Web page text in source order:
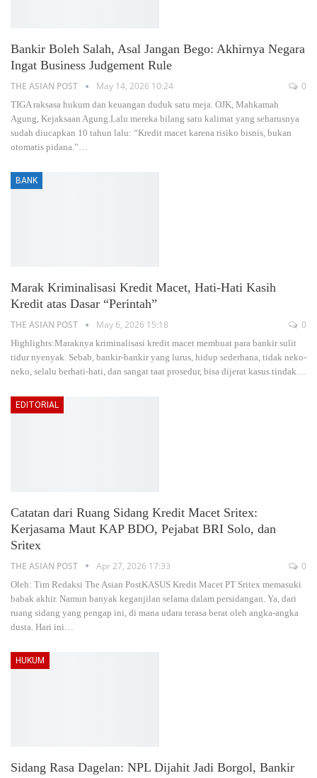
Bankir Boleh Salah, Asal Jangan Bego: Akhirnya Negara
Ingat Business Judgement Rule
THE ASIAN POST May 14, 2026 10:24 0
TIGA raksasa hukum dan keuangan duduk satu meja. OJK, Mahkamah
Agung, Kejaksaan Agung.Lalu mereka bilang satu kalimat yang seharusnya
sudah diucapkan 10 tahun lalu: “Kredit macet karena risiko bisnis, bukan
otomatis pidana.”
BANK
Marak Kriminalisasi Kredit Macet, Hati-Hati Kasih
Kredit atas Dasar “Perintah”
THE ASIAN POST May 6, 2026 15:18 0
Highlights:Maraknya kriminalisasi kredit macet membuat para bankir sulit
tidur nyenyak. Sebab, bankir-bankir yang lurus, hidup sederhana, tidak neko-
neko, selalu berhati-hati, dan sangat taat prosedur, bisa dijerat kasus tindak…
EDITORIAL
Catatan dari Ruang Sidang Kredit Macet Sritex:
Kerjasama Maut KAP BDO, Pejabat BRI Solo, dan
Sritex
THE ASIAN POST Apr 27, 2026 17:33 0
Oleh: Tim Redaksi The Asian PostKASUS Kredit Macet PT Sritex memasuki
babak akhir. Namun banyak keganjilan selama dalam persidangan. Ya, dari
ruang sidang yang pengap ini, di mana udara terasa berat oleh angka-angka
dusta. Hari ini
HUKUM
Sidang Rasa Dagelan: NPL Dijahit Jadi Borgol, Bankir